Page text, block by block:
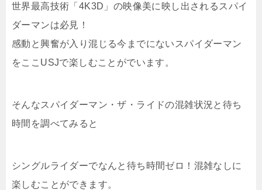
世界最高技術「4K3D」の映像美に映し出されるスパイ
ダーマンは必見！
感動と興奮が入り混じる今までにないスパイダーマン
をここUSJで楽しむことがでいます。
そんなスパイダーマン・ザ・ライドの混雑状況と待ち
時間を調べてみると
シングルライダーでなんと待ち時間ゼロ！混雑なしに
楽しむことができます。